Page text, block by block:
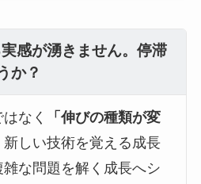
感が湧きません。停滞
か？
なく
「伸びの種類が変
新しい技術を覚える成長
な問題を解く成長へシ